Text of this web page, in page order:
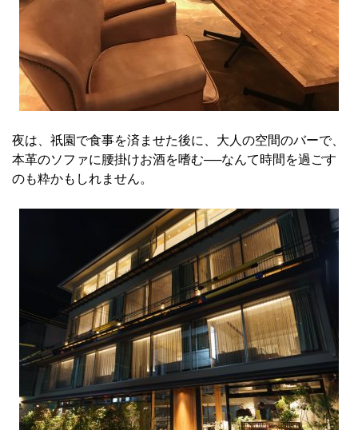
夜は、祇園で食事を済ませた後に、大人の空間のバーで、
本革のソファに腰掛けお酒を嗜む──なんて時間を過ごす
のも粋かもしれません。